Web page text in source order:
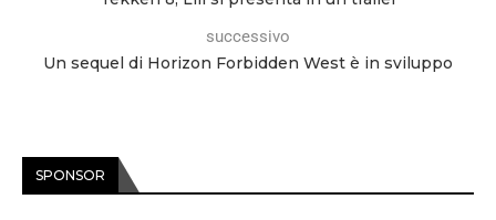
successivo
Un sequel di Horizon Forbidden West è in sviluppo
SPONSOR